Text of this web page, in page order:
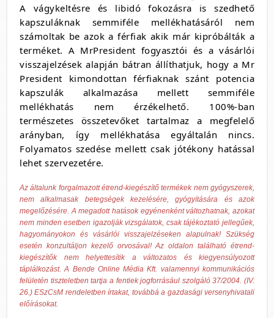
A vágykeltésre és libidó fokozásra is szedhető
kapszuláknak semmiféle mellékhatásáról nem
számoltak be azok a férfiak akik már kipróbálták a
terméket. A MrPresident fogyasztói és a vásárlói
visszajelzések alapján bátran állíthatjuk, hogy a Mr
President kimondottan férfiaknak szánt potencia
kapszulák alkalmazása mellett semmiféle
mellékhatás nem érzékelhető. 100%-ban
természetes összetevőket tartalmaz a megfelelő
arányban, így mellékhatása egyáltalán nincs.
Folyamatos szedése mellett csak jótékony hatással
lehet szervezetére.
Az általunk forgalmazott étrend-kiegészítő termékek nem gyógyszerek,
nem alkalmasak betegségek kezelésére, gyógyítására és azok
megelőzésére. A megadott hatások egyénenként változhatnak, azokat
nem minden esetben igazolják vizsgálatok, csak tájékoztató jellegűek,
hagyományokon és vásárlói visszajelzéseken alapulnak! Szükség
esetén konzultáljon kezelő orvosával! Az oldalon található étrend-
kiegészítők nem helyettesítik a változatos és kiegyensúlyozott
táplálkozást. A Bende Online Média Kft. valamennyi kommunikációs
felületén tiszteletben tartja a fentiek jogforrásául szolgáló 37/2004. (IV.
26.) ESzCsM rendeletben írtakat, továbbá a gazdasági versenyhivatali
előírásokat.